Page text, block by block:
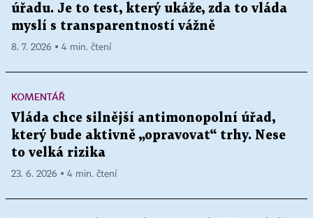
úřadu. Je to test, který ukáže, zda to vláda
myslí s transparentností vážně
8. 7. 2026 ▪ 4 min. čtení
KOMENTÁŘ
Vláda chce silnější antimonopolní úřad,
který bude aktivně „opravovat“ trhy. Nese
to velká rizika
23. 6. 2026 ▪ 4 min. čtení